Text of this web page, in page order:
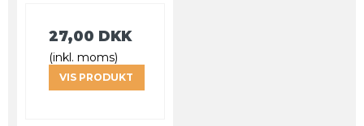
27,00 DKK
(inkl. moms)
VIS PRODUKT